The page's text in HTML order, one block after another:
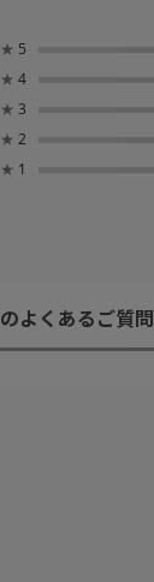
★ 5
★ 4
★ 3
★ 2
★ 1
よくあるご質問